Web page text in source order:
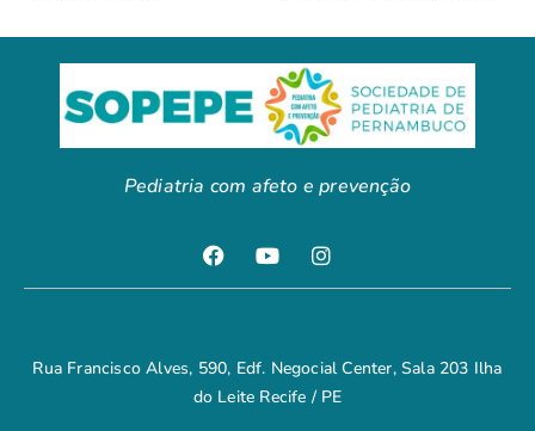
Pediatria com afeto e prevenção
Rua Francisco Alves, 590, Edf. Negocial Center, Sala 203 Ilha
do Leite Recife / PE